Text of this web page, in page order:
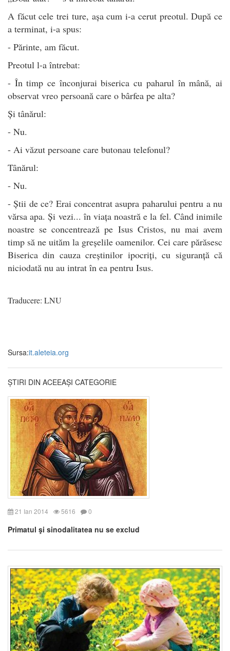
A făcut cele trei ture, așa cum i-a cerut preotul. După ce
a terminat, i-a spus:
- Părinte, am făcut.
Preotul l-a întrebat:
- În timp ce înconjurai biserica cu paharul în mână, ai
observat vreo persoană care o bârfea pe alta?
Și tânărul:
- Nu.
- Ai văzut persoane care butonau telefonul?
Tânărul:
- Nu.
- Știi de ce? Erai concentrat asupra paharului pentru a nu
vărsa apa. Și vezi... în viața noastră e la fel. Când inimile
noastre se concentrează pe Isus Cristos, nu mai avem
timp să ne uităm la greșelile oamenilor. Cei care părăsesc
Biserica din cauza creștinilor ipocriți, cu siguranță că
niciodată nu au intrat în ea pentru Isus.
Traducere: LNU
Sursa:it.aleteia.org
ȘTIRI DIN ACEEAȘI CATEGORIE
21 Ian 2014 5616 0
Primatul şi sinodalitatea nu se exclud